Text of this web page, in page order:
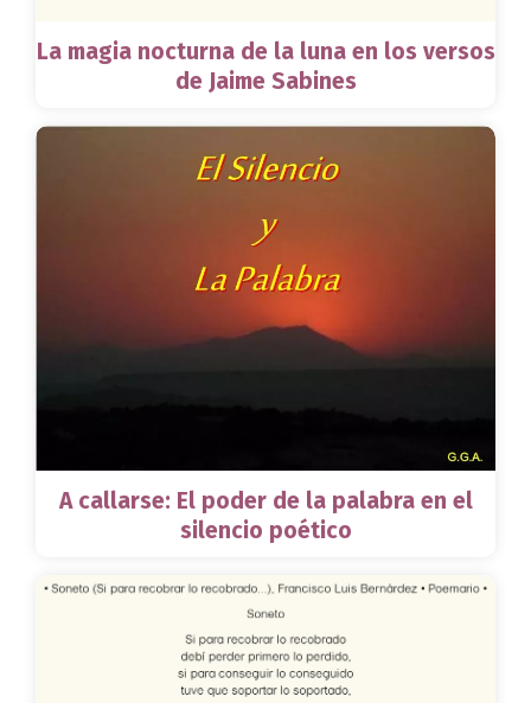
La magia nocturna de la luna en los versos
de Jaime Sabines
A callarse: El poder de la palabra en el
silencio poético